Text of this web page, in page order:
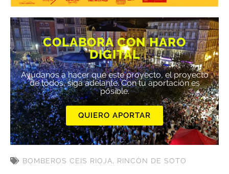
COLABORA CON HARO
DIGITAL
Ayúdanos a hacer que este proyecto, el proyecto
de todos, siga adelante. Con tu aportación es
posible.
QUIERO APORTAR
BOMBEROS CEIS RIOJA, RINCÓN DE SOTO